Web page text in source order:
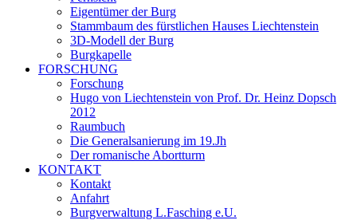
Eigentümer der Burg
Stammbaum des fürstlichen Hauses Liechtenstein
3D-Modell der Burg
Burgkapelle
FORSCHUNG
Forschung
Hugo von Liechtenstein von Prof. Dr. Heinz Dopsch
2012
Raumbuch
Die Generalsanierung im 19.Jh
Der romanische Abortturm
KONTAKT
Kontakt
Anfahrt
Burgverwaltung L.Fasching e.U.